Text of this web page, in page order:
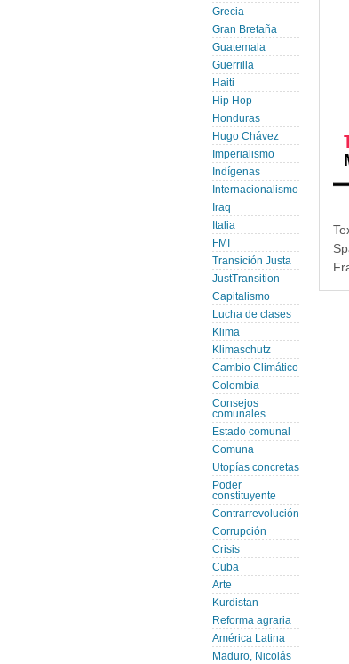
Grecia
Gran Bretaña
Guatemala
Guerrilla
Haiti
Hip Hop
Honduras
Hugo Chávez
Imperialismo
Indígenas
Internacionalismo
Iraq
Italia
FMI
Transición Justa
JustTransition
Capitalismo
Lucha de clases
Klima
Klimaschutz
Cambio Climático
Colombia
Consejos
comunales
Estado comunal
Comuna
Utopías concretas
Poder
constituyente
Contrarrevolución
Corrupción
Crisis
Cuba
Arte
Kurdistan
Reforma agraria
América Latina
Maduro, Nicolás